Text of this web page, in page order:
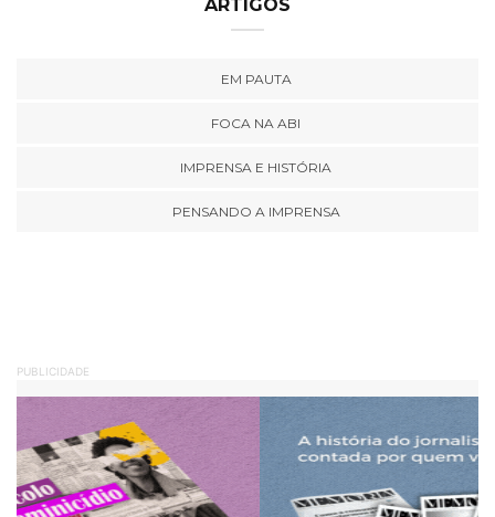
ARTIGOS
EM PAUTA
FOCA NA ABI
IMPRENSA E HISTÓRIA
PENSANDO A IMPRENSA
PUBLICIDADE